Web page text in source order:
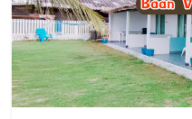
มากมาย
เว็บ
ท่อง
เที่ยว
รีวิว